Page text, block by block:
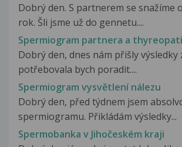
Dobrý den. S partnerem se snažíme
rok. Šli jsme už do gennetu....
Spermiogram partnera a
Dobrý den, dnes nám přišly výsledky
potřebovala bych poradit....
Spermiogram vysvětlení nálezu
Dobrý den, před týdnem jsem
spermiogramu. Přikládám výsledky...
Spermobanka v Jihočeském kraji